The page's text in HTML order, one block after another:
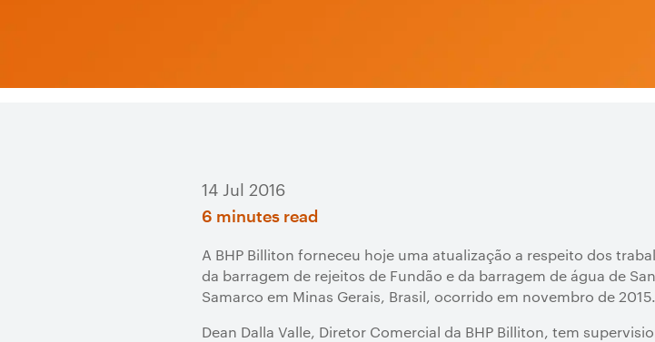
14 Jul 2016
6 minutes read
A BHP Billiton forneceu hoje uma atualização a respeito dos
da barragem de rejeitos de Fundão e da barragem de água de
Samarco em Minas Gerais, Brasil, ocorrido em novembro de 2015.
Dean Dalla Valle, Diretor Comercial da BHP Billiton, tem